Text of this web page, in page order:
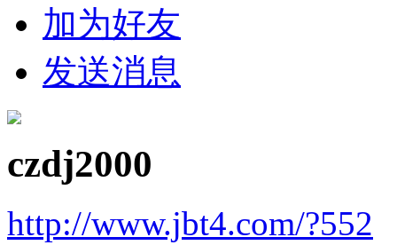
加为好友
发送消息
czdj2000
http://www.jbt4.com/?552